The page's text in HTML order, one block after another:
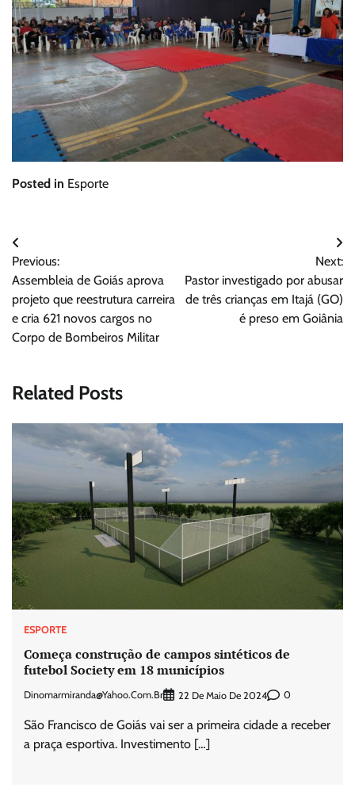
Posted in Esporte
Navegação
de
Post
Previous:
Assembleia de Goiás aprova
projeto que reestrutura carreira
e cria 621 novos cargos no
Corpo de Bombeiros Militar
Next:
Pastor investigado por abusar
de três crianças em Itajá (GO)
é preso em Goiânia
Related Posts
ESPORTE
Começa construção de campos sintéticos de
futebol Society em 18 municípios
Dinomarmiranda@yahoo.com.br 22 De Maio De 2024 0
São Francisco de Goiás vai ser a primeira cidade a receber
a praça esportiva. Investimento […]